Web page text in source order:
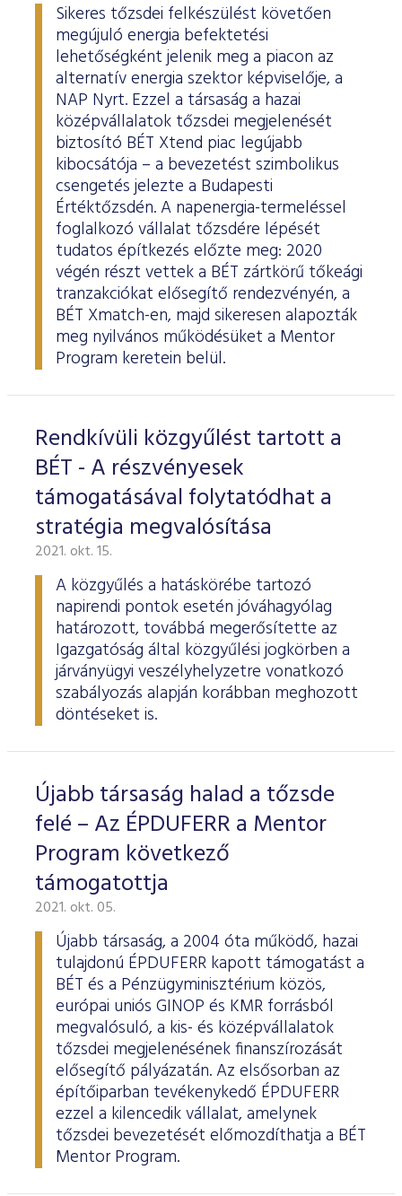
Sikeres tőzsdei felkészülést követően
megújuló energia befektetési
lehetőségként jelenik meg a piacon az
alternatív energia szektor képviselője, a
NAP Nyrt. Ezzel a társaság a hazai
középvállalatok tőzsdei megjelenését
biztosító BÉT Xtend piac legújabb
kibocsátója – a bevezetést szimbolikus
csengetés jelezte a Budapesti
Értéktőzsdén. A napenergia-termeléssel
foglalkozó vállalat tőzsdére lépését
tudatos építkezés előzte meg: 2020
végén részt vettek a BÉT zártkörű tőkeági
tranzakciókat elősegítő rendezvényén, a
BÉT Xmatch-en, majd sikeresen alapozták
meg nyilvános működésüket a Mentor
Program keretein belül.
Rendkívüli közgyűlést tartott a
BÉT - A részvényesek
támogatásával folytatódhat a
stratégia megvalósítása
2021. okt. 15.
A közgyűlés a hatáskörébe tartozó
napirendi pontok esetén jóváhagyólag
határozott, továbbá megerősítette az
Igazgatóság által közgyűlési jogkörben a
járványügyi veszélyhelyzetre vonatkozó
szabályozás alapján korábban meghozott
döntéseket is.
Újabb társaság halad a tőzsde
felé – Az ÉPDUFERR a Mentor
Program következő
támogatottja
2021. okt. 05.
Újabb társaság, a 2004 óta működő, hazai
tulajdonú ÉPDUFERR kapott támogatást a
BÉT és a Pénzügyminisztérium közös,
európai uniós GINOP és KMR forrásból
megvalósuló, a kis- és középvállalatok
tőzsdei megjelenésének finanszírozását
elősegítő pályázatán. Az elsősorban az
építőiparban tevékenykedő ÉPDUFERR
ezzel a kilencedik vállalat, amelynek
tőzsdei bevezetését előmozdíthatja a BÉT
Mentor Program.